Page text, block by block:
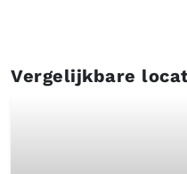
Vergelijkbare